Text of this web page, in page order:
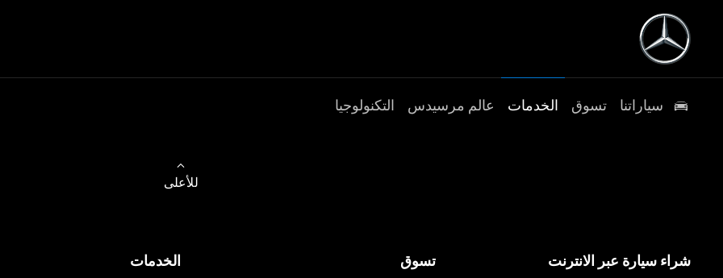
سياراتنا تسوق الخدمات عالم مرسيدس التكنولوجيا
للأعلى
شراء سيارة عبر الانترنت تسوق الخدمات